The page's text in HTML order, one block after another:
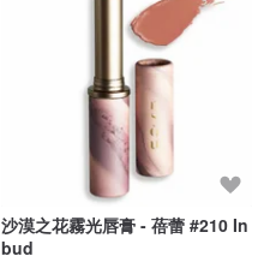
沙漠之花霧光唇膏 - 蓓蕾 #210 In
bud